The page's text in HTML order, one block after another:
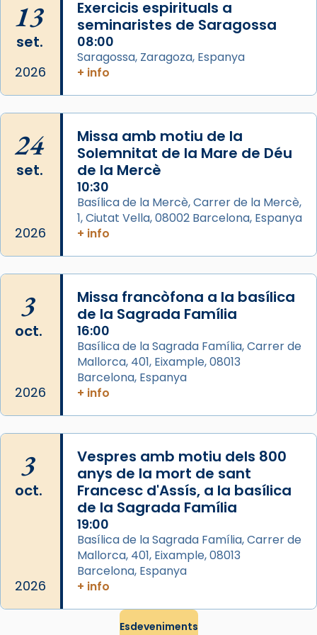
les aconseguirà el 1772. L’ofici que es canta
a la “Missa de les Santes” (“Missa de
Glòria”) fou composta el 1848 per Mn.
Manuel Blanch, amb aire d’òpera
italianitzant; s’interpreta per privilegi
pontifici, amb orquestra i cor, i té una
duració aproximada de tres hores. Després,
processó (recuperada el 1972) al voltant
del temple amb les relíquies de les santes.
Des de 1985 hi participa també un grup de
diablesses amb música i ball propis. Festa
gran a Mataró.
«Si vols saber què és calor, ves per les
Share
Arquebisbat de Barcelona
2 weeks ago
Jaume, fill de Zebedeu, és juntament amb el
seu germà Joan i Pere un dels que
acompanyava més de prop Jesús.
Herodes Agripa (vers l'any 44).
Patró de Galícia, després de les invasions
musulmanes fou venerat com a patró dels
Regnes castellans i més tard de tota
El seu sepulcre a Compostela fou un gran
centre de peregrinacions medievals de tot
13
set.
2026
Exercicis espirituals a
seminaristes de Saragossa
08:00
Saragossa, Zaragoza, Espanya
+ info
24
set.
2026
Missa amb motiu de la
Solemnitat de la Mare de Déu
de la Mercè
10:30
Basílica de la Mercè, Carrer de la Mercè,
1, Ciutat Vella, 08002 Barcelona, Espanya
+ info
3
oct.
2026
Missa francòfona a la basílica
de la Sagrada Família
16:00
Basílica de la Sagrada Família, Carrer de
Mallorca, 401, Eixample, 08013
Barcelona, Espanya
+ info
3
oct.
2026
Vespres amb motiu dels 800
anys de la mort de sant
Francesc d'Assís, a la basílica
de la Sagrada Família
19:00
Basílica de la Sagrada Família, Carrer de
Mallorca, 401, Eixample, 08013
Barcelona, Espanya
+ info
Esdeveniments